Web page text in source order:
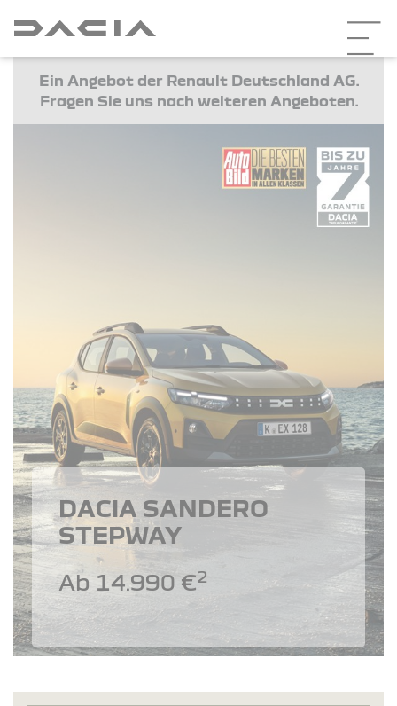
Ein Angebot der Renault Deutschland AG.
Fragen Sie uns nach weiteren Angeboten.
DACIA SANDERO
STEPWAY
Ab 14.990 €2